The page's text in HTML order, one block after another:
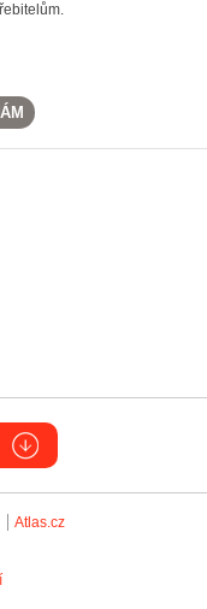
Atlas.cz